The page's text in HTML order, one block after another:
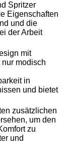
Spritzer
Eigenschaften
und die
der Arbeit
mit
modisch
in
und bietet
zusätzlichen
um den
zu
und